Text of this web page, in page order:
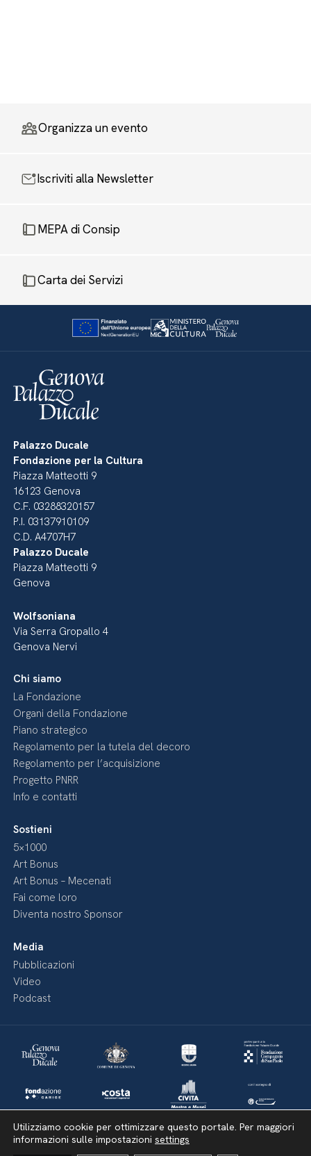
Organizza un evento
Iscriviti alla Newsletter
MEPA di Consip
Carta dei Servizi
Palazzo Ducale
Fondazione per la Cultura
Piazza Matteotti 9
16123 Genova
C.F. 03288320157
P.I. 03137910109
C.D. A4707H7
Palazzo Ducale
Piazza Matteotti 9
Genova
Wolfsoniana
Via Serra Gropallo 4
Genova Nervi
Chi siamo
La Fondazione
Organi della Fondazione
Piano strategico
Regolamento per la tutela del decoro
Regolamento per l’acquisizione
Progetto PNRR
Info e contatti
Sostieni
5×1000
Art Bonus
Art Bonus – Mecenati
Fai come loro
Diventa nostro Sponsor
Media
Pubblicazioni
Video
Podcast
Utilizziamo cookie per ottimizzare questo portale. Per maggiori
informazioni sulle impostazioni settings